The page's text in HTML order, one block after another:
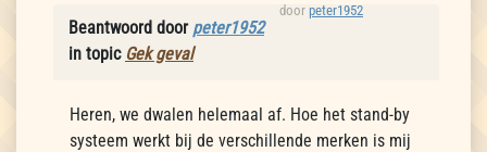
door peter1952
Beantwoord door peter1952
in topic Gek geval
Heren, we dwalen helemaal af. Hoe het stand-by
systeem werkt bij de verschillende merken is mij